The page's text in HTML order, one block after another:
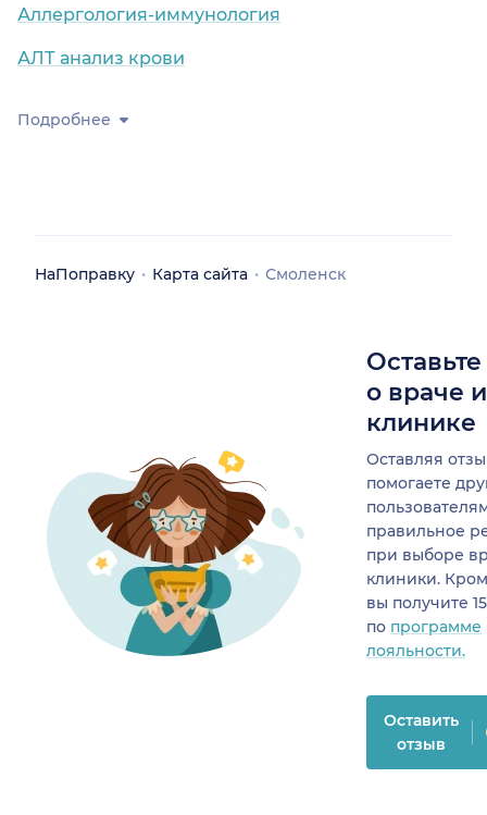
Аллергология-иммунология
АЛТ анализ крови
Подробнее
НаПоправку Карта сайта Смоленск
о враче
клинике
Оставляя
помогаете
правильное
при выборе
клиники.
вы получите
по программе
лояльности.
Оставить
отзыв